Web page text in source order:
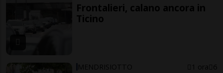
Frontalieri, calano ancora in
Ticino
MENDRISIOTTO 1 ora 6